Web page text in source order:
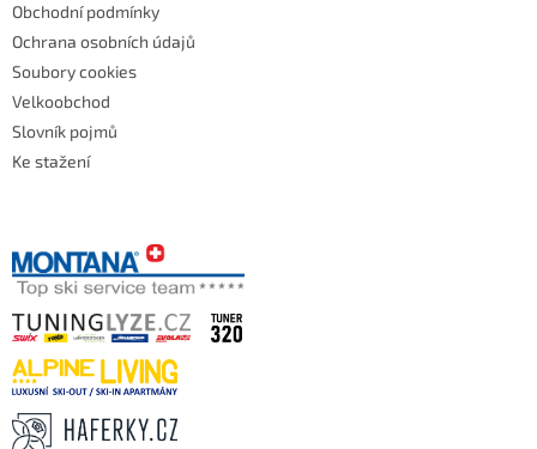
Obchodní podmínky
Ochrana osobních údajů
Soubory cookies
Velkoobchod
Slovník pojmů
Ke stažení